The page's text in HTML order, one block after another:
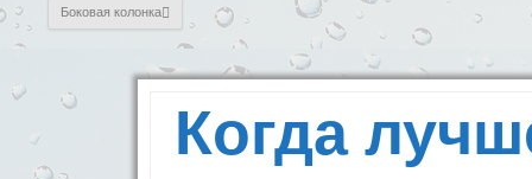
Боковая колонка
Когда